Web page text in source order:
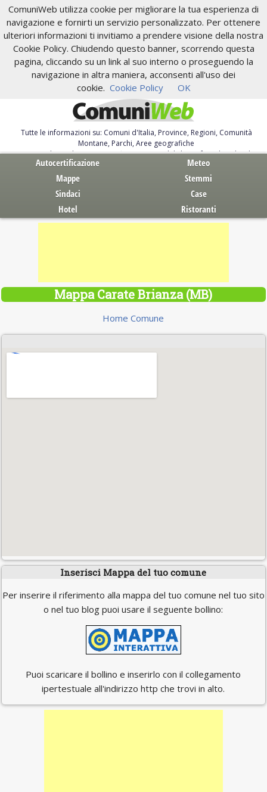
ComuniWeb utilizza cookie per migliorare la tua esperienza di
navigazione e fornirti un servizio personalizzato. Per ottenere
ulteriori informazioni ti invitiamo a prendere visione della nostra
Cookie Policy. Chiudendo questo banner, scorrendo questa
pagina, cliccando su un link al suo interno o proseguendo la
navigazione in altra maniera, acconsenti all'uso dei
cookie. Cookie Policy OK
Tutte le informazioni su: Comuni d'Italia, Province, Regioni, Comunità
Montane, Parchi, Aree geografiche
Servizi al Cittadino. Autocertificazione, moduli, leggi, free download
Autocertificazione
Meteo
Mappe
Stemmi
Sindaci
Case
Hotel
Ristoranti
Mappa Carate Brianza (MB)
Home Comune
Inserisci Mappa del tuo comune
Per inserire il riferimento alla mappa del tuo comune nel tuo sito
o nel tuo blog puoi usare il seguente bollino:
Puoi scaricare il bollino e inserirlo con il collegamento
ipertestuale all'indirizzo http che trovi in alto.